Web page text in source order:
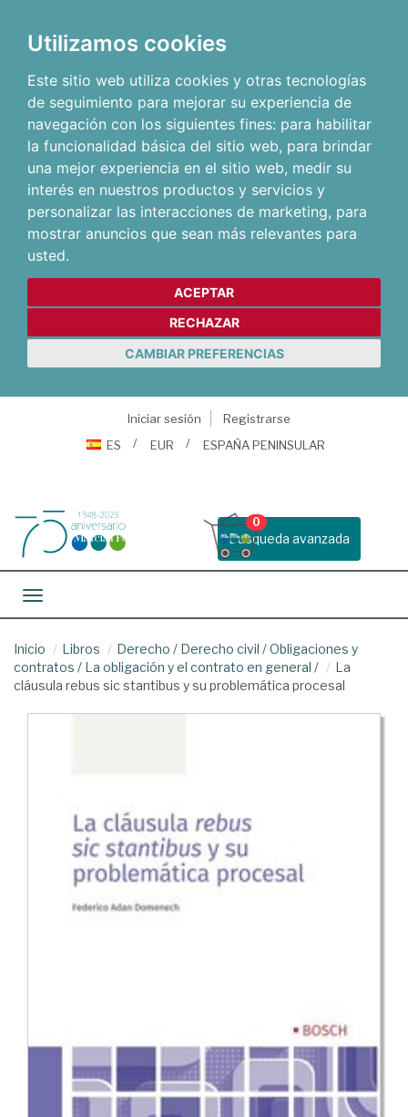
Utilizamos cookies
Este sitio web utiliza cookies y otras tecnologías
de seguimiento para mejorar su experiencia de
navegación con los siguientes fines: para habilitar
la funcionalidad básica del sitio web, para brindar
una mejor experiencia en el sitio web, medir su
interés en nuestros productos y servicios y
personalizar las interacciones de marketing, para
mostrar anuncios que sean más relevantes para
usted.
ACEPTAR
RECHAZAR
CAMBIAR PREFERENCIAS
Iniciar sesión
Registrarse
ES
EUR ESPAÑA PENINSULAR
Busqueda avanzada
0
Toggle navigation
Inicio Libros Derecho / Derecho civil /Obligaciones y
contratos / La obligación y el contrato en general /
La
cláusula rebus sic stantibus y su problemática procesal